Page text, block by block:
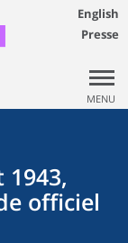
English
Presse
MENU
1943,
officiel